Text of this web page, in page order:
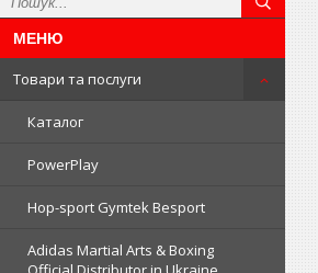
Товари та послуги
Каталог
PowerPlay
Hop-sport Gymtek Besport
Adidas Martial Arts & Boxing